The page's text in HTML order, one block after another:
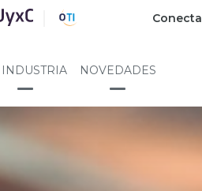
Conecta
INDUSTRIA NOVEDADES